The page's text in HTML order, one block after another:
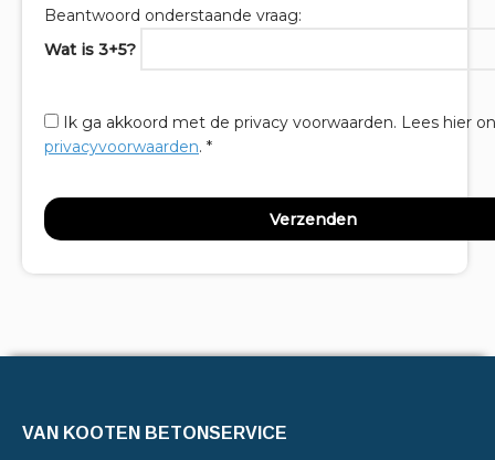
Beantwoord onderstaande vraag:
Wat is 3+5?
Ik ga akkoord met de privacy voorwaarden. Lees hier
privacyvoorwaarden. *
VAN KOOTEN BETONSERVICE